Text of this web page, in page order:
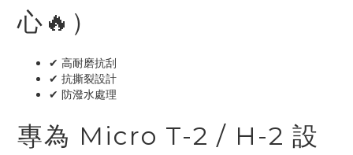
心🔥）
✔ 高耐磨抗刮
✔ 抗撕裂設計
✔ 防潑水處理
專為 Micro T-2 / H-2 設